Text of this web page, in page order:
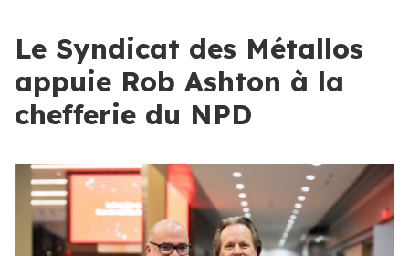
Le Syndicat des Métallos
appuie Rob Ashton à la
chefferie du NPD